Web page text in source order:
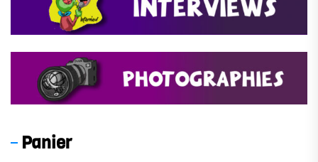
Panier